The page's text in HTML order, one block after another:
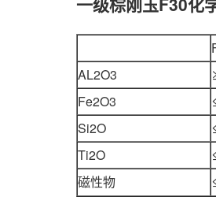
AL2O3
Fe2O3
Si2O
Ti2O
磁性物